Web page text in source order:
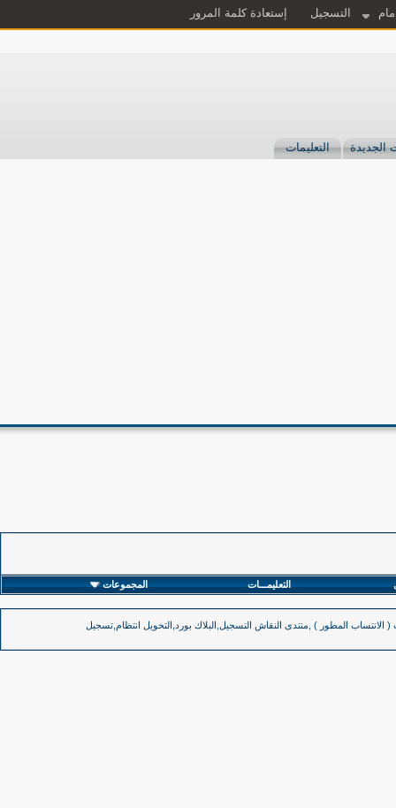
التسجيل إستعادة كلمة المرور
الجديدة التعليمات
التعليمـــات المجموعات
المطور ) ,منتدى النقاش التسجيل,البلاك بورد,التحويل انتظام,تسجيل